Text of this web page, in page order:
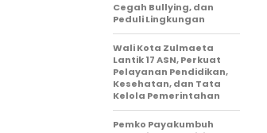
Cegah Bullying, dan
Peduli Lingkungan
Wali Kota Zulmaeta
Lantik 17 ASN, Perkuat
Pelayanan Pendidikan,
Kesehatan, dan Tata
Kelola Pemerintahan
Pemko Payakumbuh